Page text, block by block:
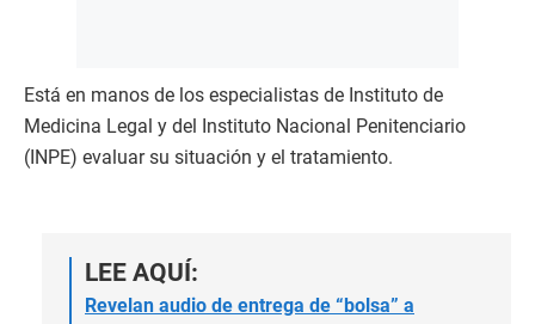
Está en manos de los especialistas de Instituto de
Medicina Legal y del Instituto Nacional Penitenciario
(INPE) evaluar su situación y el tratamiento.
LEE AQUÍ:
Revelan audio de entrega de “bolsa” a